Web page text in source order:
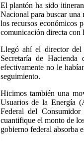
El plantón ha sido
Nacional para buscar una
los recursos económicos
comunicación directa con
Llegó ahí el director del
Secretaría de
efectivamente no le
seguimiento.
Hicimos también una
Usuarios de la Energía
Federal del
cuantifique el monto de
gobierno federal absorba